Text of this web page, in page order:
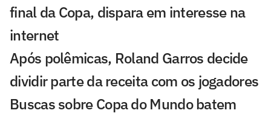
final da Copa, dispara em interesse na
internet
Após polêmicas, Roland Garros decide
dividir parte da receita com os jogadores
Buscas sobre Copa do Mundo batem